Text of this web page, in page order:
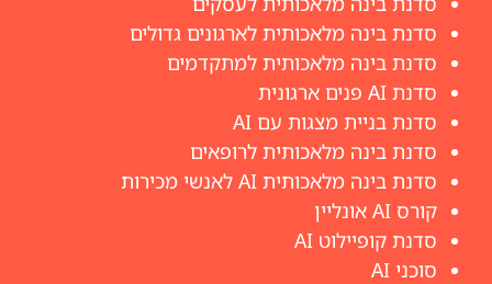
סדנת בינה מלאכותית לארגונים גדולים
סדנת בינה מלאכותית למתקדמים
סדנת AI פנים ארגונית
סדנת בניית מצגות עם AI
סדנת בינה מלאכותית לרופאים
סדנת בינה מלאכותית AI לאנשי מכירות
קורס AI אונליין
סדנת קופיילוט AI
סוכני AI